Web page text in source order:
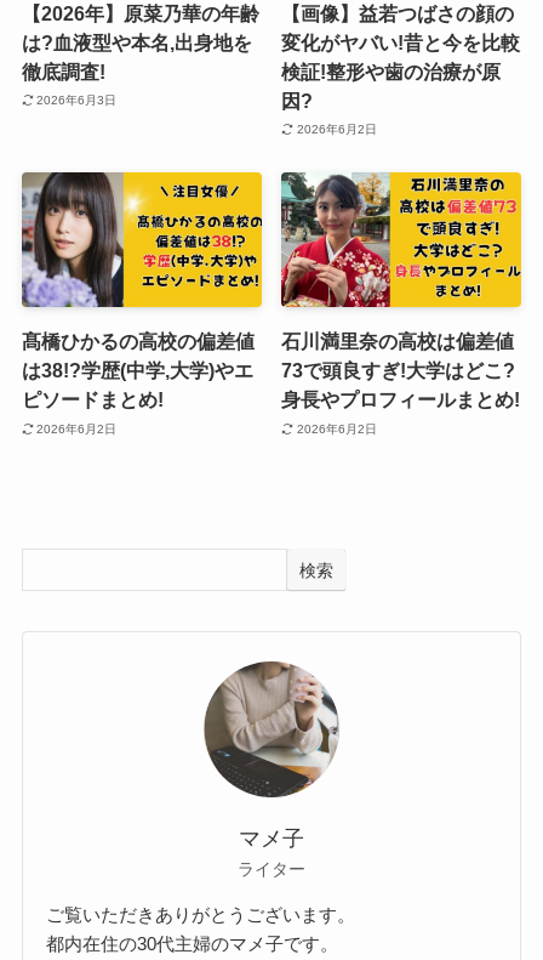
【2026年】原菜乃華の年齢
は?血液型や本名,出身地を
徹底調査!
2026年6月3日
【画像】益若つばさの顔の
変化がヤバい!昔と今を比較
検証!整形や歯の治療が原
因?
2026年6月2日
髙橋ひかるの高校の偏差値
は38!?学歴(中学,大学)やエ
ピソードまとめ!
2026年6月2日
石川満里奈の高校は偏差値
73で頭良すぎ!大学はどこ?
身長やプロフィールまとめ!
2026年6月2日
検索
マメ子
ライター
ご覧いただきありがとうございます。
都内在住の30代主婦のマメ子です。